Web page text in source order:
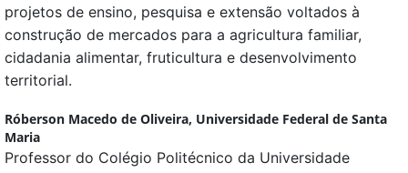
projetos de ensino, pesquisa e extensão voltados à
construção de mercados para a agricultura familiar,
cidadania alimentar, fruticultura e desenvolvimento
territorial.
Róberson Macedo de Oliveira, Universidade Federal de Santa
Maria
Professor do Colégio Politécnico da Universidade